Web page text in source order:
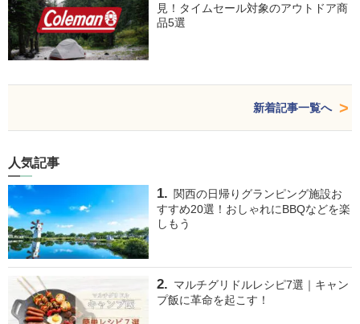
見！タイムセール対象のアウトドア商
品5選
新着記事一覧へ
人気記事
関西の日帰りグランピング施設お
すすめ20選！おしゃれにBBQなどを楽
しもう
マルチグリドルレシピ7選｜キャン
プ飯に革命を起こす！